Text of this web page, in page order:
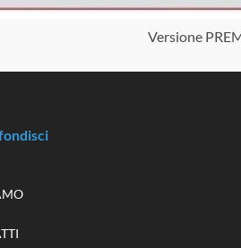
Versione